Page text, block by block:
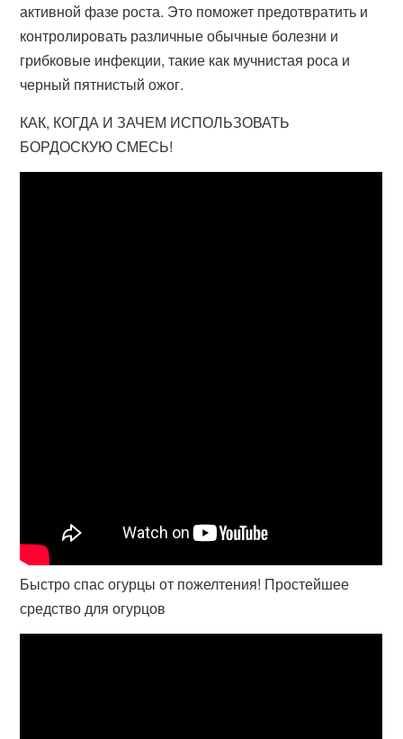
активной фазе роста. Это поможет предотвратить и
контролировать различные обычные болезни и
грибковые инфекции, такие как мучнистая роса и
черный пятнистый ожог.
КАК, КОГДА И ЗАЧЕМ ИСПОЛЬЗОВАТЬ
БОРДОСКУЮ СМЕСЬ!
Быстро спас огурцы от пожелтения! Простейшее
средство для огурцов